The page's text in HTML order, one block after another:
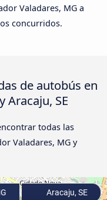
Valadares, MG a
concurridos.
de autobús en
Aracaju, SE
todas las
Valadares, MG y
Aracaju, SE